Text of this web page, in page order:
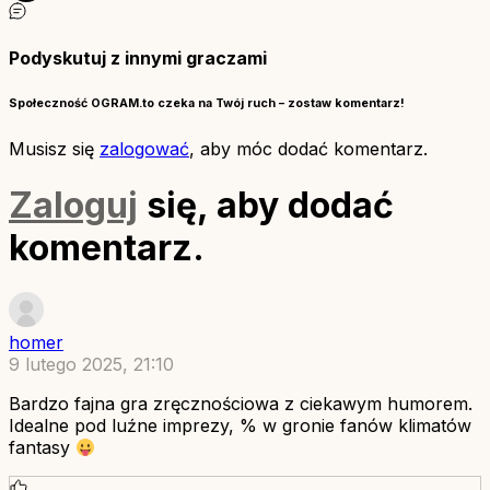
Podyskutuj z innymi graczami
Społeczność OGRAM.to czeka na Twój ruch – zostaw komentarz!
Musisz się zalogować, aby móc dodać komentarz.
Zaloguj się, aby dodać
komentarz.
homer
9 lutego 2025, 21:10
Bardzo fajna gra zręcznościowa z ciekawym humorem.
Idealne pod luźne imprezy, % w gronie fanów klimatów
fantasy